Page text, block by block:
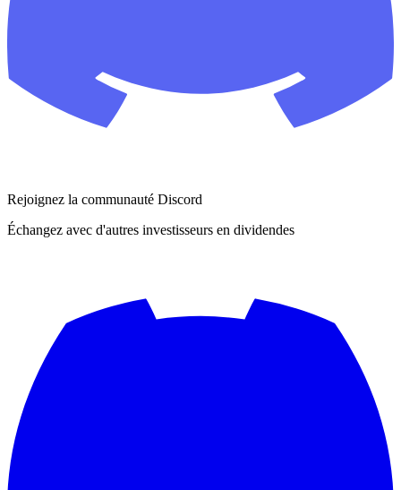
Rejoignez la communauté Discord
Échangez avec d'autres investisseurs en dividendes